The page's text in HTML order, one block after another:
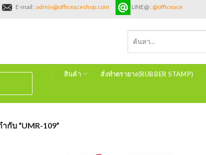
E-mail : admin@officeaceshop.com LINE@ : @officeace
สินค้า สั่งทำตรายาง(RUBBER STAMP)
กับ “UMR-109”